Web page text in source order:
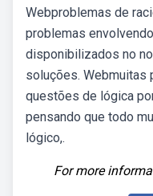
Webproblemas de
problemas
disponibilizados no
soluções.
questões de lógica
pensando que todo
lógico,.
For more